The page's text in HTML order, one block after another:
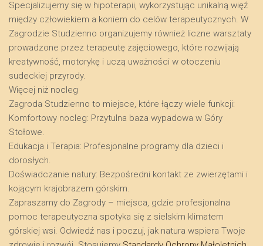
​Specjalizujemy się w hipoterapii, wykorzystując unikalną więź
między człowiekiem a koniem do celów terapeutycznych. W
Zagrodzie Studzienno organizujemy również liczne warsztaty
prowadzone przez terapeutę zajęciowego, które rozwijają
kreatywność, motorykę i uczą uważności w otoczeniu
sudeckiej przyrody.
​Więcej niż nocleg
​Zagroda Studzienno to miejsce, które łączy wiele funkcji:
​Komfortowy nocleg: Przytulna baza wypadowa w Góry
Stołowe.
​Edukacja i Terapia: Profesjonalne programy dla dzieci i
dorosłych.
​Doświadczanie natury: Bezpośredni kontakt ze zwierzętami i
kojącym krajobrazem górskim.
​Zapraszamy do Zagrody – miejsca, gdzie profesjonalna
pomoc terapeutyczna spotyka się z sielskim klimatem
górskiej wsi. Odwiedź nas i poczuj, jak natura wspiera Twoje